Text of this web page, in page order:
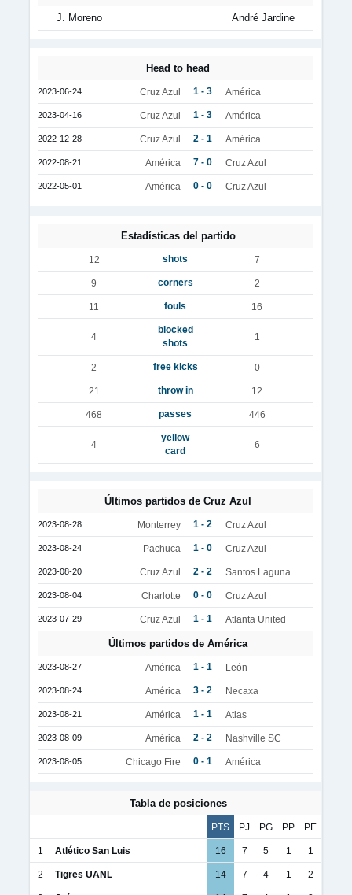
J. Moreno André Jardine
Head to head
2023-06-24 Cruz Azul 1 - 3 América
2023-04-16 Cruz Azul 1 - 3 América
2022-12-28 Cruz Azul 2 - 1 América
2022-08-21 América 7 - 0 Cruz Azul
2022-05-01 América 0 - 0 Cruz Azul
Estadísticas del partido
12 shots 7
9 corners 2
11 fouls 16
4
blocked
shots
1
2 free kicks 0
21 throw in 12
468 passes 446
4
yellow
card
6
Últimos partidos de Cruz Azul
2023-08-28 Monterrey 1 - 2 Cruz Azul
2023-08-24 Pachuca 1 - 0 Cruz Azul
2023-08-20 Cruz Azul 2 - 2 Santos Laguna
2023-08-04 Charlotte 0 - 0 Cruz Azul
2023-07-29 Cruz Azul 1 - 1 Atlanta United
Últimos partidos de América
2023-08-27 América 1 - 1 León
2023-08-24 América 3 - 2 Necaxa
2023-08-21 América 1 - 1 Atlas
2023-08-09 América 2 - 2 Nashville SC
2023-08-05 Chicago Fire 0 - 1 América
Tabla de posiciones
PTS PJ PG PP PE
1 Atlético San Luis 16 7 5 1 1
2 Tigres UANL 14 7 4 1 2